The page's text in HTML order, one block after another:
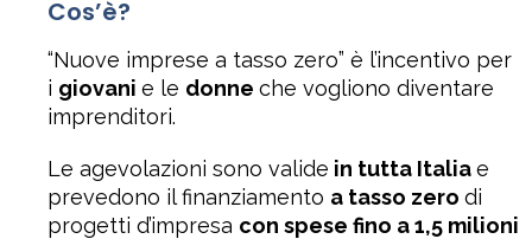
Cos’è?
“Nuove imprese a tasso zero” è l’incentivo per
i giovani e le donne che vogliono diventare
imprenditori.
Le agevolazioni sono valide in tutta Italiae
prevedono il finanziamento a tasso zero di
progetti d’impresa con spese fino a 1,5 milioni